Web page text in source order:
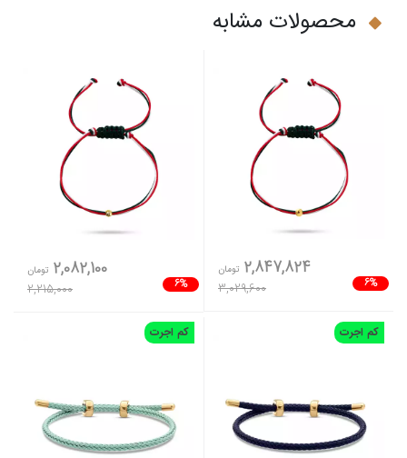
محصولات مشابه
6%
2,847,824 تومان
3,029,600
6%
2,082,100 تومان
2,215,000
کم اجرت کم اجرت